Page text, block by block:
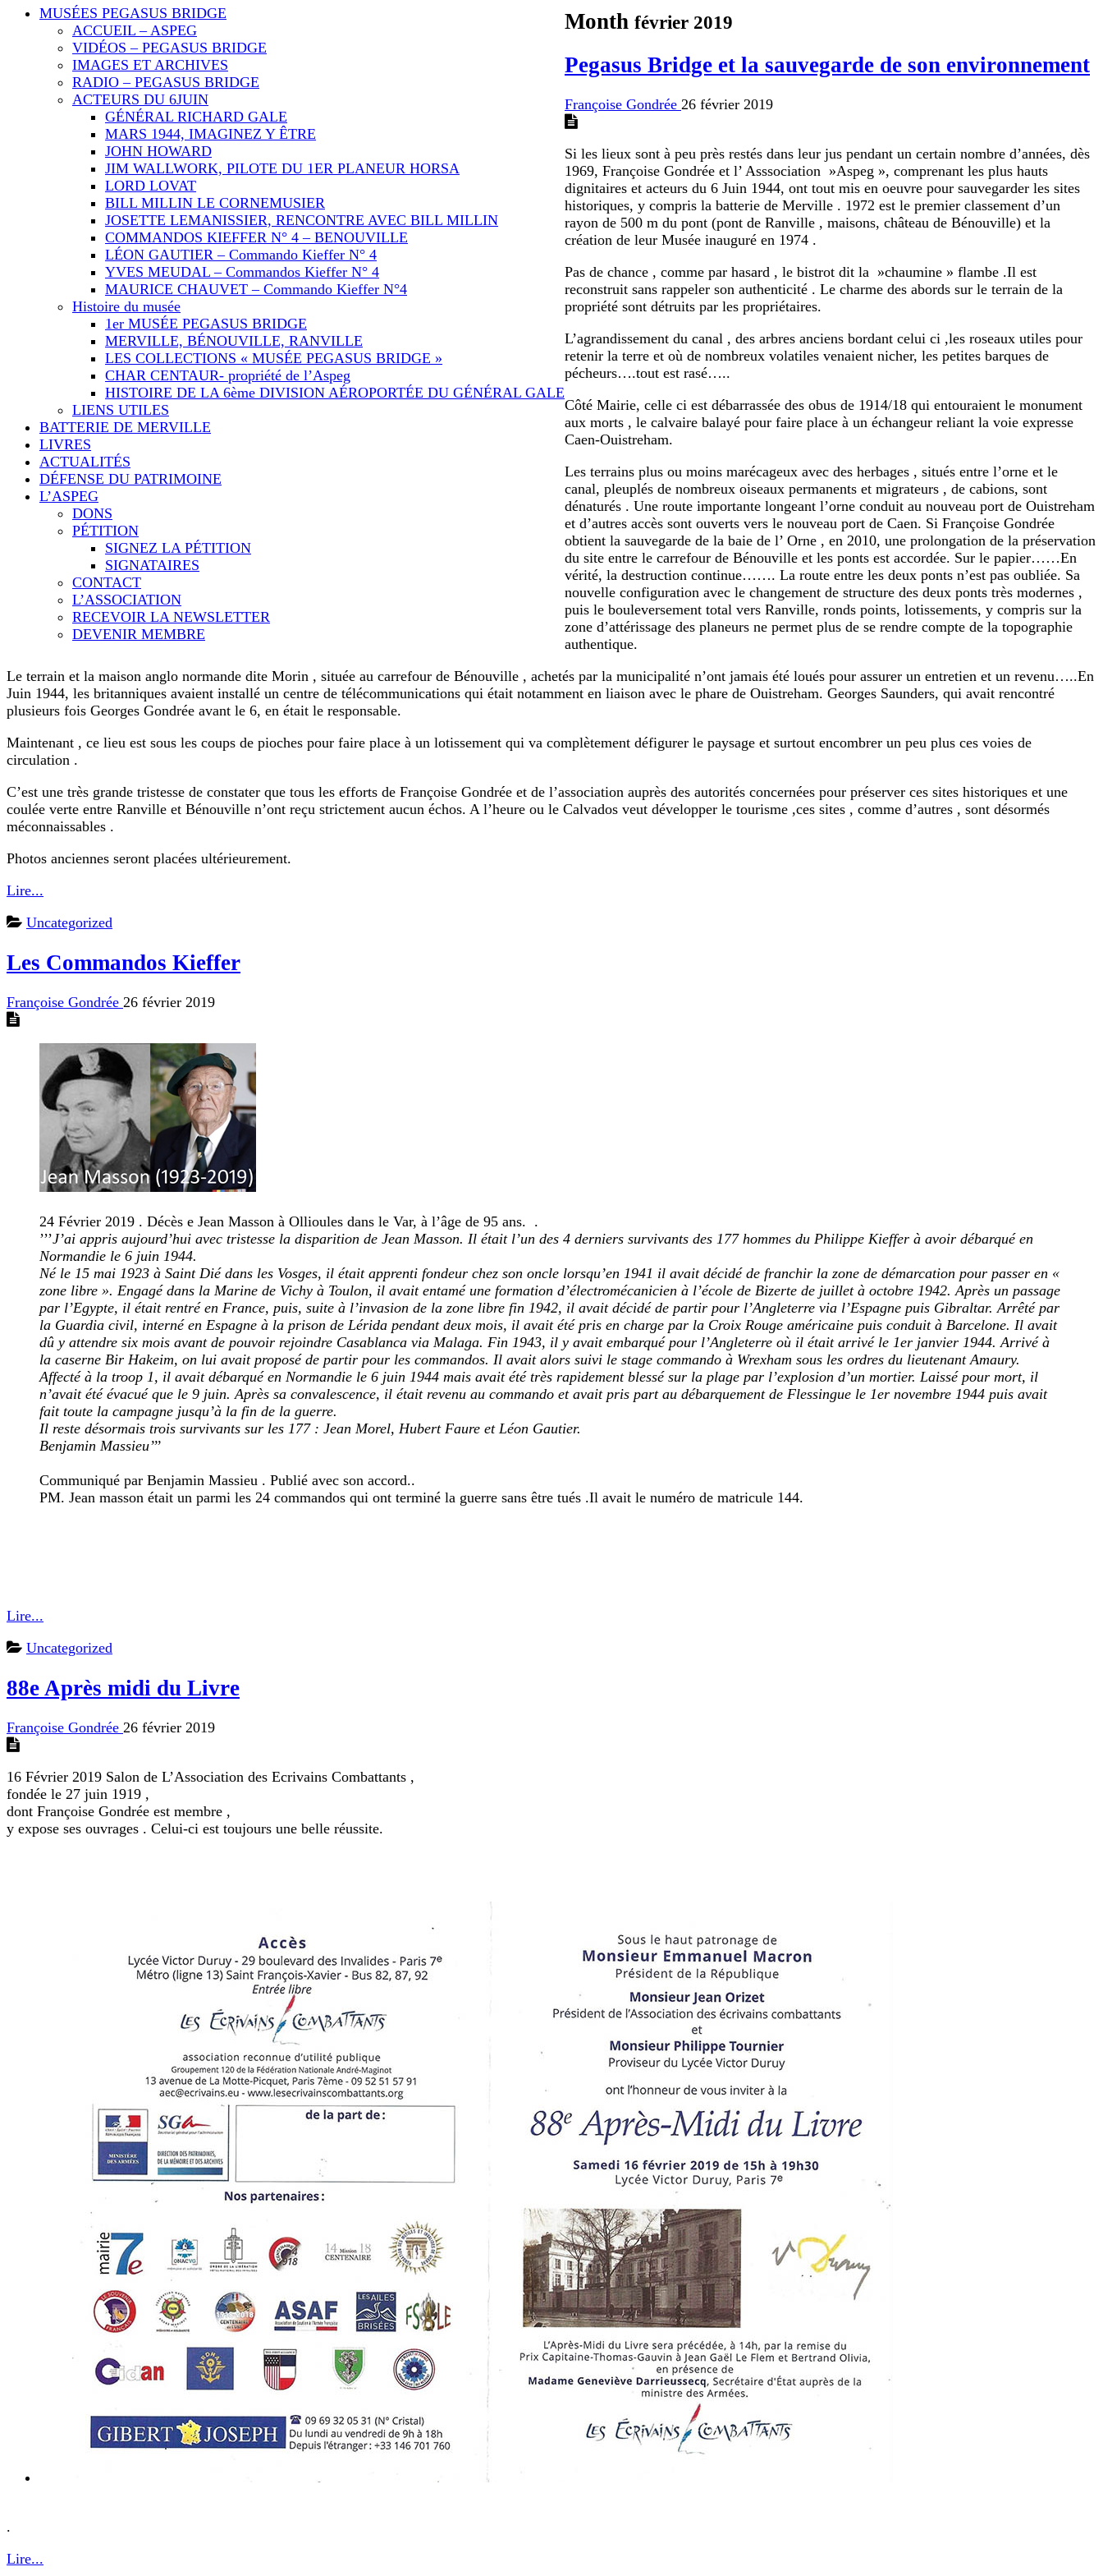
MUSÉES PEGASUS BRIDGE
ACCUEIL – ASPEG
VIDÉOS – PEGASUS BRIDGE
IMAGES ET ARCHIVES
RADIO – PEGASUS BRIDGE
ACTEURS DU 6JUIN
GÉNÉRAL RICHARD GALE
MARS 1944, IMAGINEZ Y ÊTRE
JOHN HOWARD
JIM WALLWORK, PILOTE DU 1ER PLANEUR HORSA
LORD LOVAT
BILL MILLIN LE CORNEMUSIER
JOSETTE LEMANISSIER, RENCONTRE AVEC BILL MILLIN
COMMANDOS KIEFFER N° 4 – BENOUVILLE
LÉON GAUTIER – Commando Kieffer N° 4
YVES MEUDAL – Commandos Kieffer N° 4
MAURICE CHAUVET – Commando Kieffer N°4
Histoire du musée
1er MUSÉE PEGASUS BRIDGE
MERVILLE, BÉNOUVILLE, RANVILLE
LES COLLECTIONS « MUSÉE PEGASUS BRIDGE »
CHAR CENTAUR- propriété de l’Aspeg
HISTOIRE DE LA 6ème DIVISION AÉROPORTÉE DU GÉNÉRAL GALE
LIENS UTILES
BATTERIE DE MERVILLE
LIVRES
ACTUALITÉS
DÉFENSE DU PATRIMOINE
L’ASPEG
DONS
PÉTITION
SIGNEZ LA PÉTITION
SIGNATAIRES
CONTACT
L’ASSOCIATION
RECEVOIR LA NEWSLETTER
DEVENIR MEMBRE
Month février 2019
Pegasus Bridge et la sauvegarde de son environnement
Françoise Gondrée 26 février 2019
Si les lieux sont à peu près restés dans leur jus pendant un certain nombre d’années, dès
1969, Françoise Gondrée et l’ Asssociation »Aspeg », comprenant les plus hauts
dignitaires et acteurs du 6 Juin 1944, ont tout mis en oeuvre pour sauvegarder les sites
historiques, y compris la batterie de Merville . 1972 est le premier classement d’un
rayon de 500 m du pont (pont de Ranville , maisons, château de Bénouville) et la
création de leur Musée inauguré en 1974 .
Pas de chance , comme par hasard , le bistrot dit la »chaumine » flambe .Il est
reconstruit sans rappeler son authenticité . Le charme des abords sur le terrain de la
propriété sont détruits par les propriétaires.
L’agrandissement du canal , des arbres anciens bordant celui ci ,les roseaux utiles pour
retenir la terre et où de nombreux volatiles venaient nicher, les petites barques de
pécheurs….tout est rasé…..
Côté Mairie, celle ci est débarrassée des obus de 1914/18 qui entouraient le monument
aux morts , le calvaire balayé pour faire place à un échangeur reliant la voie expresse
Caen-Ouistreham.
Les terrains plus ou moins marécageux avec des herbages , situés entre l’orne et le
canal, pleuplés de nombreux oiseaux permanents et migrateurs , de cabions, sont
dénaturés . Une route importante longeant l’orne conduit au nouveau port de Ouistreham
et d’autres accès sont ouverts vers le nouveau port de Caen. Si Françoise Gondrée
obtient la sauvegarde de la baie de l’ Orne , en 2010, une prolongation de la préservation
du site entre le carrefour de Bénouville et les ponts est accordée. Sur le papier……En
vérité, la destruction continue……. La route entre les deux ponts n’est pas oubliée. Sa
nouvelle configuration avec le changement de structure des deux ponts très modernes ,
puis le bouleversement total vers Ranville, ronds points, lotissements, y compris sur la
zone d’attérissage des planeurs ne permet plus de se rendre compte de la topographie
authentique.
Le terrain et la maison anglo normande dite Morin , située au carrefour de Bénouville , achetés par la municipalité n’ont jamais été loués pour assurer un entretien et un revenu…..En
Juin 1944, les britanniques avaient installé un centre de télécommunications qui était notamment en liaison avec le phare de Ouistreham. Georges Saunders, qui avait rencontré
plusieurs fois Georges Gondrée avant le 6, en était le responsable.
Maintenant , ce lieu est sous les coups de pioches pour faire place à un lotissement qui va complètement défigurer le paysage et surtout encombrer un peu plus ces voies de
circulation .
C’est une très grande tristesse de constater que tous les efforts de Françoise Gondrée et de l’association auprès des autorités concernées pour préserver ces sites historiques et une
coulée verte entre Ranville et Bénouville n’ont reçu strictement aucun échos. A l’heure ou le Calvados veut développer le tourisme ,ces sites , comme d’autres , sont désormés
méconnaissables .
Photos anciennes seront placées ultérieurement.
Lire...
Uncategorized
Les Commandos Kieffer
Françoise Gondrée 26 février 2019
24 Février 2019 . Décès e Jean Masson à Ollioules dans le Var, à l’âge de 95 ans. .
’’’J’ai appris aujourd’hui avec tristesse la disparition de Jean Masson. Il était l’un des 4 derniers survivants des 177 hommes du Philippe Kieffer à avoir débarqué en
Normandie le 6 juin 1944.
Né le 15 mai 1923 à Saint Dié dans les Vosges, il était apprenti fondeur chez son oncle lorsqu’en 1941 il avait décidé de franchir la zone de démarcation pour passer en «
zone libre ». Engagé dans la Marine de Vichy à Toulon, il avait entamé une formation d’électromécanicien à l’école de Bizerte de juillet à octobre 1942. Après un passage
par l’Egypte, il était rentré en France, puis, suite à l’invasion de la zone libre fin 1942, il avait décidé de partir pour l’Angleterre via l’Espagne puis Gibraltar. Arrêté par
la Guardia civil, interné en Espagne à la prison de Lérida pendant deux mois, il avait été pris en charge par la Croix Rouge américaine puis conduit à Barcelone. Il avait
dû y attendre six mois avant de pouvoir rejoindre Casablanca via Malaga. Fin 1943, il y avait embarqué pour l’Angleterre où il était arrivé le 1er janvier 1944. Arrivé à
la caserne Bir Hakeim, on lui avait proposé de partir pour les commandos. Il avait alors suivi le stage commando à Wrexham sous les ordres du lieutenant Amaury.
Affecté à la troop 1, il avait débarqué en Normandie le 6 juin 1944 mais avait été très rapidement blessé sur la plage par l’explosion d’un mortier. Laissé pour mort, il
n’avait été évacué que le 9 juin. Après sa convalescence, il était revenu au commando et avait pris part au débarquement de Flessingue le 1er novembre 1944 puis avait
fait toute la campagne jusqu’à la fin de la guerre.
Il reste désormais trois survivants sur les 177 : Jean Morel, Hubert Faure et Léon Gautier.
Benjamin Massieu’’’
Communiqué par Benjamin Massieu . Publié avec son accord..
PM. Jean masson était un parmi les 24 commandos qui ont terminé la guerre sans être tués .Il avait le numéro de matricule 144.
Lire...
Uncategorized
88e Après midi du Livre
Françoise Gondrée 26 février 2019
16 Février 2019 Salon de L’Association des Ecrivains Combattants ,
fondée le 27 juin 1919 ,
dont Françoise Gondrée est membre ,
y expose ses ouvrages . Celui-ci est toujours une belle réussite.
.
Lire...